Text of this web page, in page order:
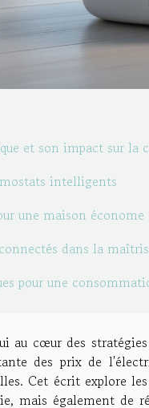
et son impact sur la
intelligents
une maison économe
dans la
pour une
au cœur des
des prix de
Cet écrit explore
mais également de